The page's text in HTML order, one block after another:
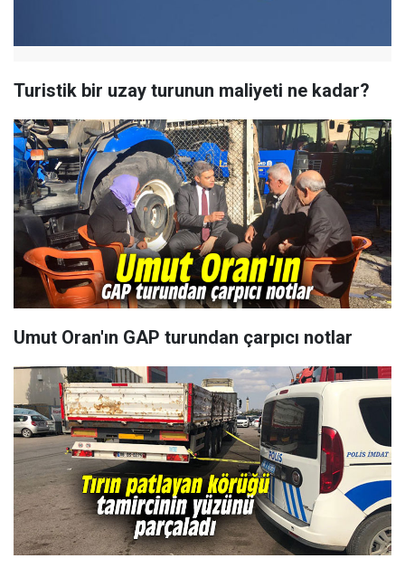
Turistik bir uzay turunun maliyeti ne kadar?
Umut Oran'ın GAP turundan çarpıcı notlar